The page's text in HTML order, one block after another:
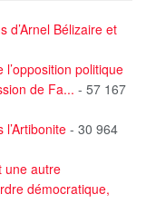
d’Arnel Bélizaire et
politique
de Fa... - 57 167
- 30 964
une autre
démocratique,